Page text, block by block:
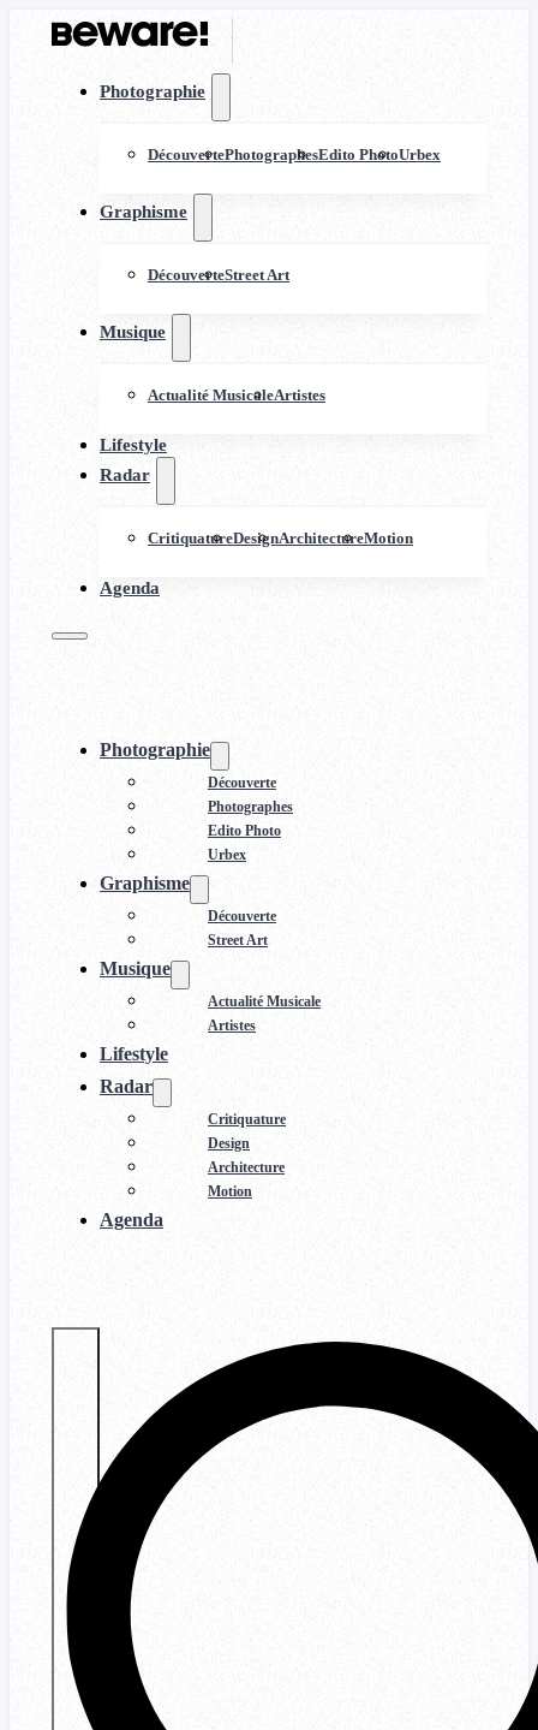
Photographie
DécouvertePhotographesEdito PhotoUrbex
Graphisme
DécouverteStreet Art
Musique
Actualité MusicaleArtistes
Lifestyle
Radar
CritiquatureDesignArchitectureMotion
Agenda
Photographie
Découverte
Photographes
Edito Photo
Urbex
Graphisme
Découverte
Street Art
Musique
Actualité Musicale
Artistes
Lifestyle
Radar
Critiquature
Design
Architecture
Motion
Agenda